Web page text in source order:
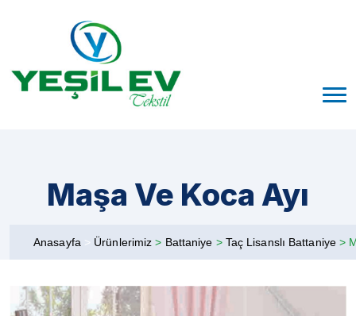
Maşa Ve Koca Ayı
Anasayfa > Ürünlerimiz> Battaniye > Taç Lisanslı Battaniye>